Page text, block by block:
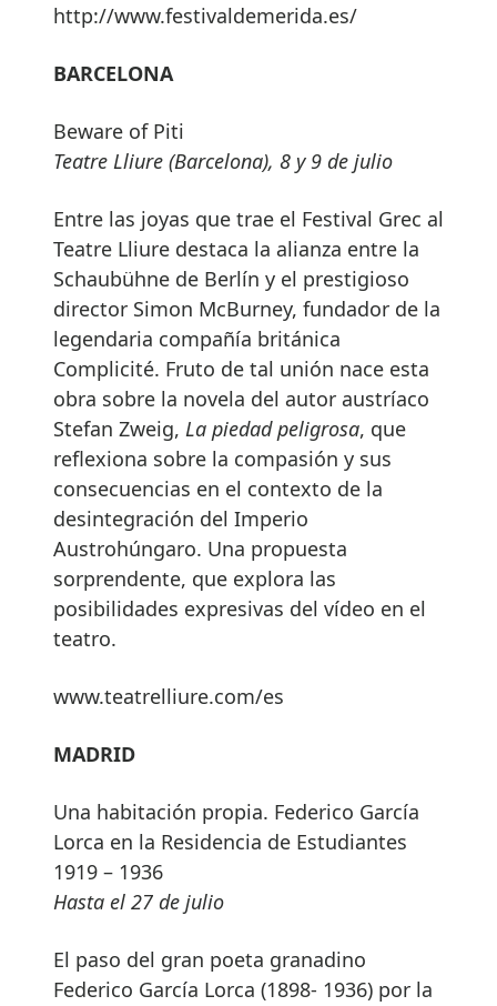
http://www.festivaldemerida.es/
BARCELONA
Beware of Piti
Teatre Lliure (Barcelona), 8 y 9 de julio
Entre las joyas que trae el Festival Grec al
Teatre Lliure destaca la alianza entre la
Schaubühne de Berlín y el prestigioso
director Simon McBurney, fundador de la
legendaria compañía británica
Complicité. Fruto de tal unión nace esta
obra sobre la novela del autor austríaco
Stefan Zweig, La piedad peligrosa, que
reflexiona sobre la compasión y sus
consecuencias en el contexto de la
desintegración del Imperio
Austrohúngaro. Una propuesta
sorprendente, que explora las
posibilidades expresivas del vídeo en el
teatro.
www.teatrelliure.com/es
MADRID
Una habitación propia. Federico García
Lorca en la Residencia de Estudiantes
1919 – 1936
Hasta el 27 de julio
El paso del gran poeta granadino
Federico García Lorca (1898- 1936) por la